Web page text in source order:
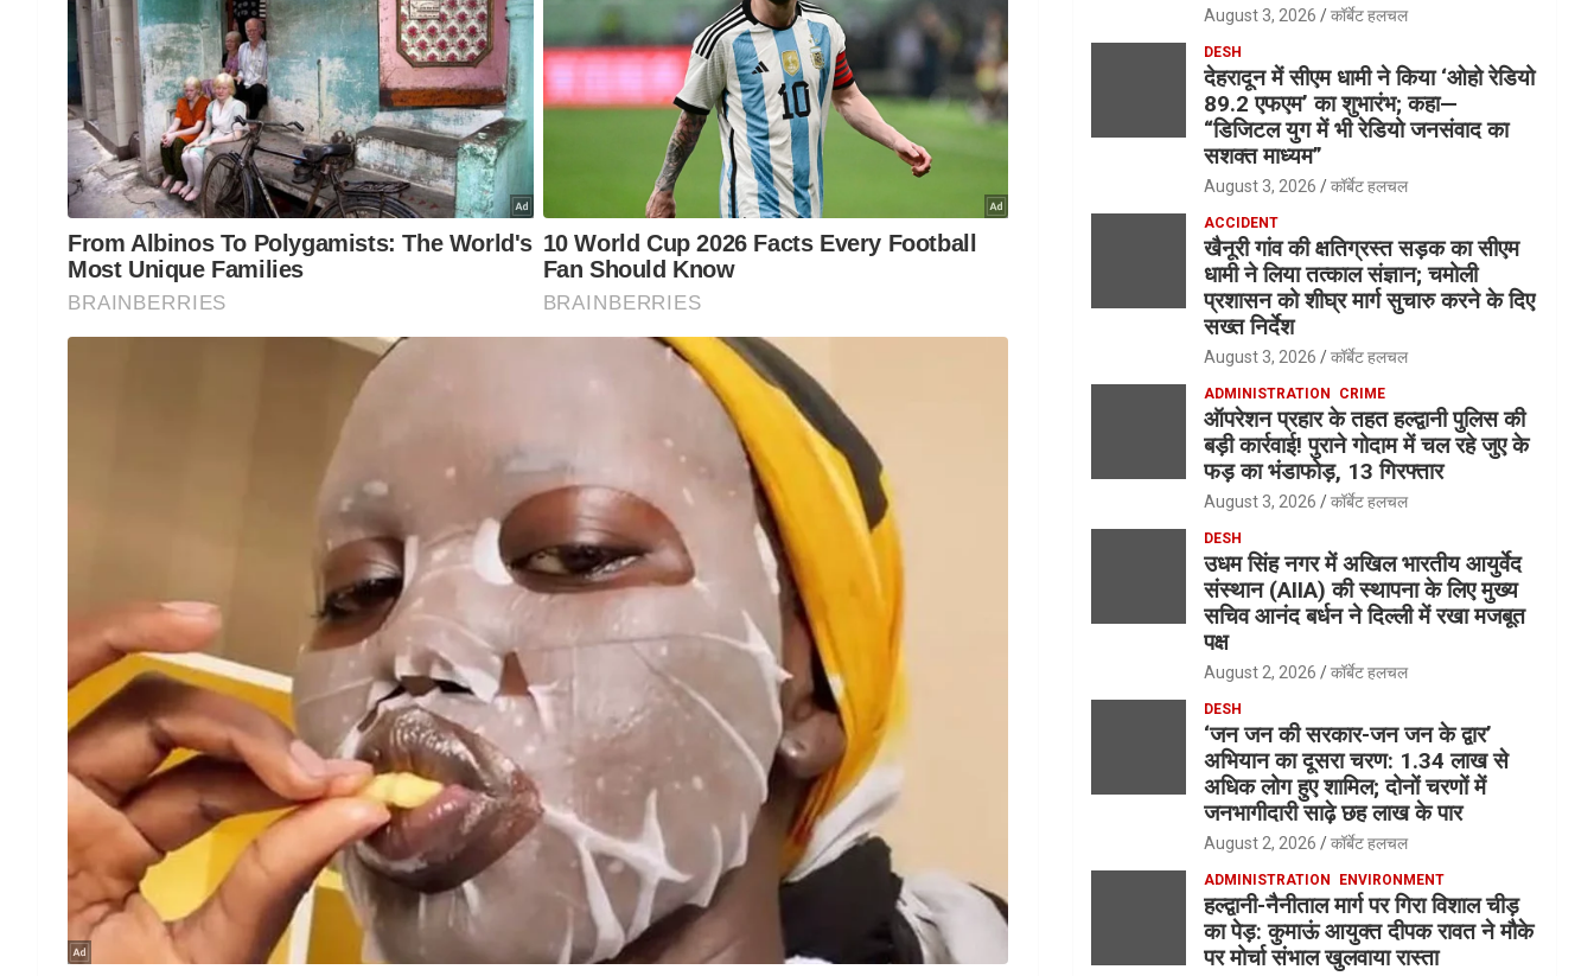
August 3, 2026 कॉर्बेट हलचल
DESH
देहरादून में सीएम धामी ने किया ‘ओहो रेडियो
89.2 एफएम’ का शुभारंभ; कहा—
“डिजिटल युग में भी रेडियो जनसंवाद का
सशक्त माध्यम”
August 3, 2026 कॉर्बेट हलचल
ACCIDENT
खैनूरी गांव की क्षतिग्रस्त सड़क का सीएम
धामी ने लिया तत्काल संज्ञान; चमोली
प्रशासन को शीघ्र मार्ग सुचारु करने के दिए
सख्त निर्देश
August 3, 2026 कॉर्बेट हलचल
ADMINISTRATION CRIME
ऑपरेशन प्रहार के तहत हल्द्वानी पुलिस की
बड़ी कार्रवाई! पुराने गोदाम में चल रहे जुए के
फड़ का भंडाफोड़, 13 गिरफ्तार
August 3, 2026 कॉर्बेट हलचल
DESH
उधम सिंह नगर में अखिल भारतीय आयुर्वेद
संस्थान (AIIA) की स्थापना के लिए मुख्य
सचिव आनंद बर्धन ने दिल्ली में रखा मजबूत
पक्ष
August 2, 2026 कॉर्बेट हलचल
DESH
‘जन जन की सरकार-जन जन के द्वार’
अभियान का दूसरा चरण: 1.34 लाख से
अधिक लोग हुए शामिल; दोनों चरणों में
जनभागीदारी साढ़े छह लाख के पार
August 2, 2026 कॉर्बेट हलचल
ADMINISTRATION ENVIRONMENT
हल्द्वानी-नैनीताल मार्ग पर गिरा विशाल चीड़
का पेड़: कुमाऊं आयुक्त दीपक रावत ने मौके
पर मोर्चा संभाल खुलवाया रास्ता